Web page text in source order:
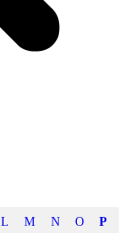
L M N O P